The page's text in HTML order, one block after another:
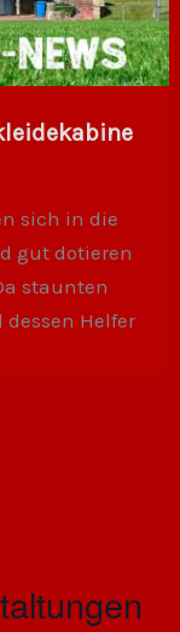
sich in die
gut dotieren
staunten
Helfer